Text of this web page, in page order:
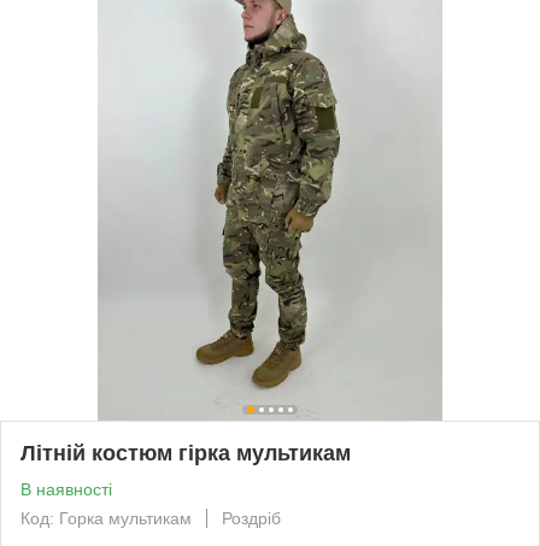
Літній костюм гірка мультикам
В наявності
Код: Горка мультикам
Роздріб